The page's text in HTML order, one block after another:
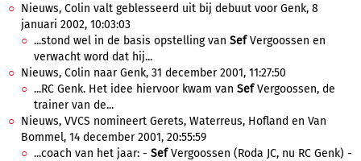
Nieuws, Colin valt geblesseerd uit bij debuut voor Genk, 8
januari 2002, 10:03:03
...stond wel in de basis opstelling van SefVergoossen en
verwacht word dat hij...
Nieuws, Colin naar Genk, 31 december 2001, 11:27:50
...RC Genk. Het idee hiervoor kwam van SefVergoossen, de
trainer van de...
Nieuws, VVCS nomineert Gerets, Waterreus, Hofland en Van
Bommel, 14 december 2001, 20:55:59
...coach van het jaar: - SefVergoossen (Roda JC, nu RC Genk) -